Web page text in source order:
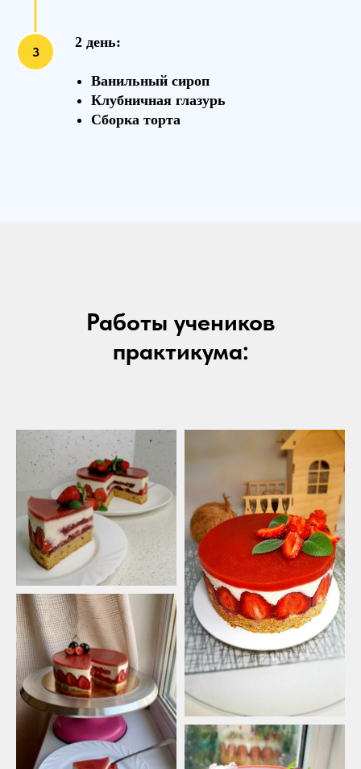
2 день:
Ванильный сироп
Клубничная глазурь
Сборка торта
Работы учеников
практикума: